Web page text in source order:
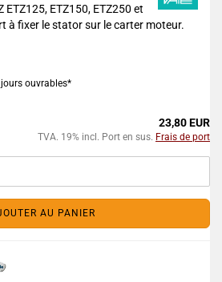
ETZ150, ETZ250 et
à fixer le stator sur le carter moteur.
jours ouvrables*
23,80 EUR
TVA. 19% incl. Port en sus. Frais de port
AU PANIER